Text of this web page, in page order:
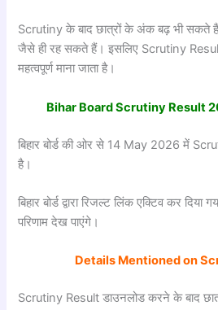
Scrutiny के बाद छात्रों के अंक बढ़ भी सकते
जैसे ही रह सकते हैं। इसलिए Scrutiny
महत्वपूर्ण माना जाता है।
Bihar Board Scrutiny Result
बिहार बोर्ड की ओर से‌ 14 May 2026 में
है।
बिहार बोर्ड द्वारा रिजल्ट लिंक एक्टिव कर
परिणाम देख पाएंगे।
Details Mentioned on
Scrutiny Result डाउनलोड करने के बाद